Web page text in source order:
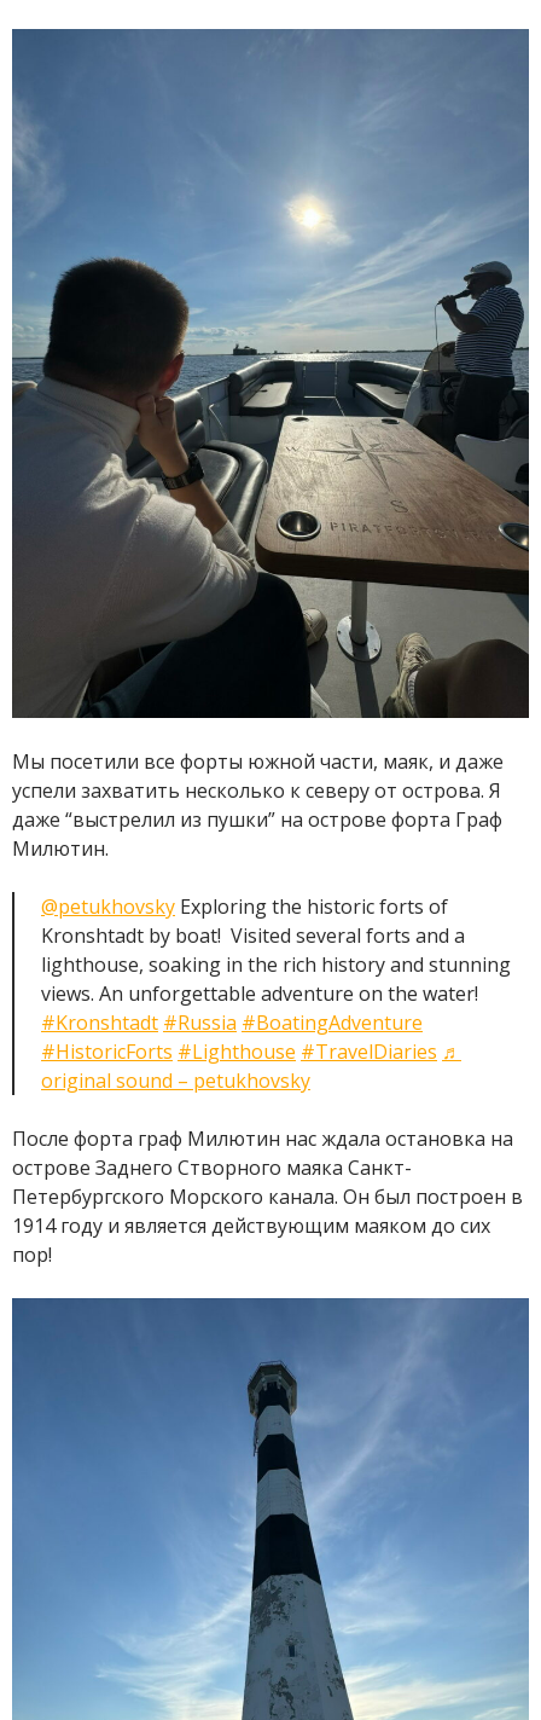
Мы посетили все форты южной части, маяк, и даже
успели захватить несколько к северу от острова. Я
даже “выстрелил из пушки” на острове форта Граф
Милютин.
@petukhovsky Exploring the historic forts of
Kronshtadt by boat! ️ Visited several forts and a
lighthouse, soaking in the rich history and stunning
views. An unforgettable adventure on the water!
#Kronshtadt #Russia #BoatingAdventure
#HistoricForts #Lighthouse #TravelDiaries ♬
original sound – petukhovsky
После форта граф Милютин нас ждала остановка на
острове Заднего Створного маяка Санкт-
Петербургского Морского канала. Он был построен в
1914 году и является действующим маяком до сих
пор!